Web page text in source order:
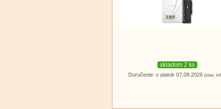
skladom 2 ks
Doručenie: v piatok 07.08.2026(viac